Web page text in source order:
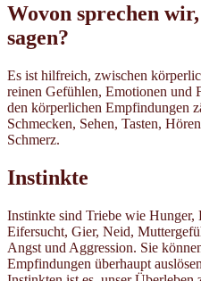
Wovon sprechen
sagen?
Es ist hilfreich, zwischen
reinen Gefühlen, Emotionen und
den körperlichen Empfindungen
Schmecken, Sehen, Tasten,
Schmerz.
Instinkte
Instinkte sind Triebe wie Hunger,
Eifersucht, Gier, Neid,
Angst und Aggression. Sie
Empfindungen überhaupt